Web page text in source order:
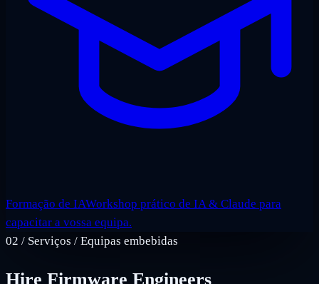
Formação de IAWorkshop prático de IA & Claude para
capacitar a vossa equipa.
02 / Serviços / Equipas embebidas
Hire Firmware Engineers